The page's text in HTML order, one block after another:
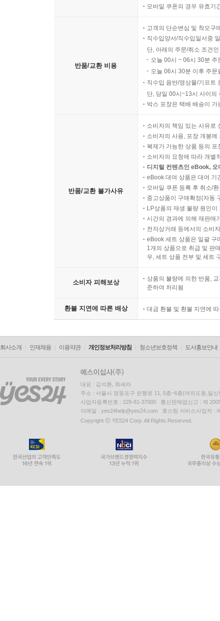
모바일 쿠폰의 경우 유효기
반품/교환 비용
고객의 단순변심 및 착오구
직수입양서/직수입일서중
단, 아래의 주문/취소 조건
오늘 00시 ~ 06시 30분
오늘 06시 30분 이후 주
직수입 음반/영상물/기프트
단, 당일 00시~13시 사이의
박스 포장은 택배 배송이
반품/교환 불가사유
소비자의 책임 있는 사유로
소비자의 사용, 포장 개봉
복제가 가능한 상품 등의
소비자의 요청에 따라 개별
디지털 컨텐츠인 eBook,
eBook 대여 상품은 대여 기
모바일 쿠폰 등록 후 취소/
중고상품이 구매확정(자동
LP상품의 재생 불량 원인
시간의 경과에 의해 재판매
전자상거래 등에서의 소비
eBook 세트 상품은 일괄 구
1개의 상품으로 취급 및 판
우, 세트 상품 전부 및 세트
소비자 피해보상
상품의 불량에 의한 반품,
준하여 처리됨
환불 지연에 따른 배상 대금 환불 및 환불 지연에
회사소개 인재채용 이용약관 개인정보처리방침 청소년보호정책 도서홍보안내
대표 : 김석환, 최세라
주소 : 서울시 영등포구 은행로 11, 5층~6층(여의도동,일신
사업자등록번호 : 229-81-37000 통신판매업신고 : 제
이메일 : yes24help@yes24.com 호스팅 서비스사업자 :
Copyright ⓒ YES24 Corp. All Rights Reserved.